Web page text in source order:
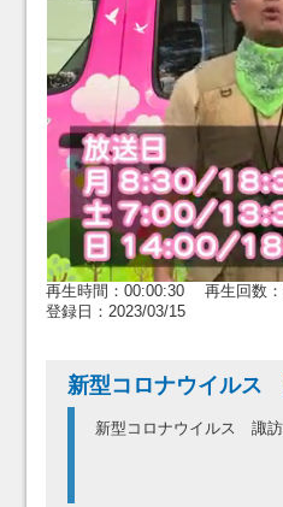
再生時間：00:00:30 再生回数
登録日：2023/03/15
新型コロナウイルス
新型コロナウイルス 諏